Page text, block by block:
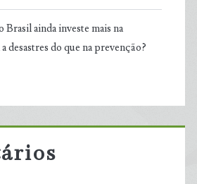
Brasil ainda investe mais na
desastres do que na prevenção?